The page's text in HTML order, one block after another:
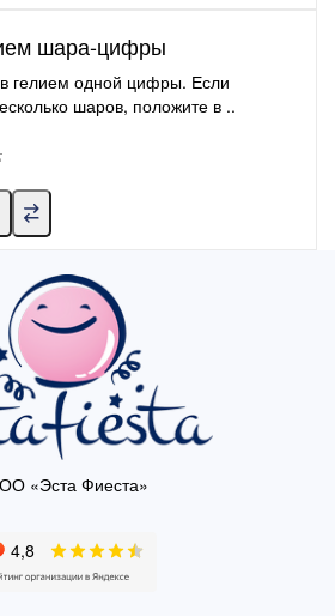
шара-цифры
гелием одной цифры. Если
шаров, положите в ..
«Эста Фиеста»